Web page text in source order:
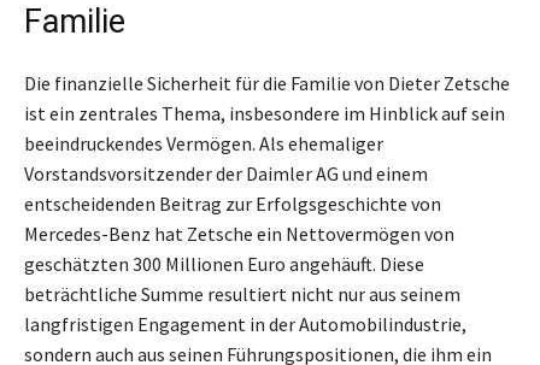
Familie
Die finanzielle Sicherheit für die Familie von Dieter Zetsche
ist ein zentrales Thema, insbesondere im Hinblick auf sein
beeindruckendes Vermögen. Als ehemaliger
Vorstandsvorsitzender der Daimler AG und einem
entscheidenden Beitrag zur Erfolgsgeschichte von
Mercedes-Benz hat Zetsche ein Nettovermögen von
geschätzten 300 Millionen Euro angehäuft. Diese
beträchtliche Summe resultiert nicht nur aus seinem
langfristigen Engagement in der Automobilindustrie,
sondern auch aus seinen Führungspositionen, die ihm ein